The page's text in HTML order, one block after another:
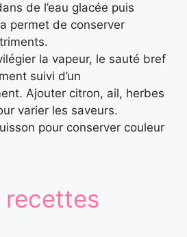
de l’eau glacée puis
permet de conserver
la vapeur, le sauté bref
suivi d’un
Ajouter citron, ail, herbes
varier les saveurs.
pour conserver couleur
recettes